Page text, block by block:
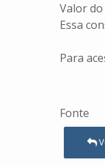
Valor
Essa
Para
Fonte